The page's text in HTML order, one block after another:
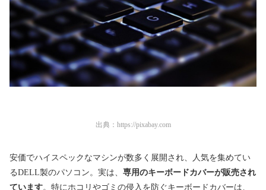
出典： https://pixabay.com
安価でハイスペックなマシンが数多く展開され、人気を集めてい
るDELL製のパソコン。実は、 専用のキーボードカバーが販売され
ています。特にホコリやゴミの侵入を防ぐキーボードカバーは、